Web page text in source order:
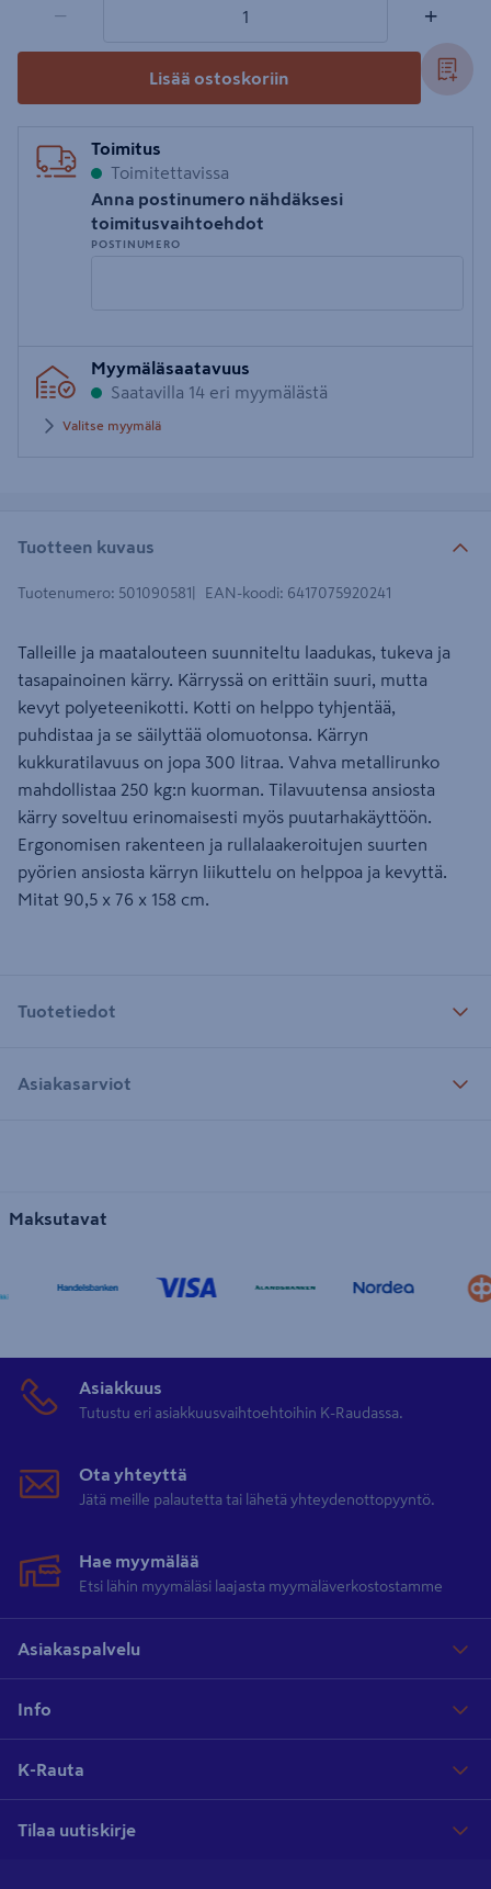
− +
Lisää ostoskoriin
Toimitus
Toimitettavissa
Anna postinumero nähdäksesi
toimitusvaihtoehdot
POSTINUMERO
postinumero
Myymäläsaatavuus
Saatavilla 14 eri myymälästä
Valitse myymälä
Tuotteen kuvaus
Tuotenumero: 501090581 EAN-koodi: 6417075920241
Talleille ja maatalouteen suunniteltu laadukas, tukeva ja
tasapainoinen kärry. Kärryssä on erittäin suuri, mutta
kevyt polyeteenikotti. Kotti on helppo tyhjentää,
puhdistaa ja se säilyttää olomuotonsa. Kärryn
kukkuratilavuus on jopa 300 litraa. Vahva metallirunko
mahdollistaa 250 kg:n kuorman. Tilavuutensa ansiosta
kärry soveltuu erinomaisesti myös puutarhakäyttöön.
Ergonomisen rakenteen ja rullalaakeroitujen suurten
pyörien ansiosta kärryn liikuttelu on helppoa ja kevyttä.
Mitat 90,5 x 76 x 158 cm.
Tuotetiedot
Asiakasarviot
Maksutavat
Asiakkuus
Tutustu eri asiakkuusvaihtoehtoihin K-Raudassa.
Ota yhteyttä
Jätä meille palautetta tai lähetä yhteydenottopyyntö.
Hae myymälää
Etsi lähin myymäläsi laajasta myymäläverkostostamme
Asiakaspalvelu
Info
K-Rauta
Tilaa uutiskirje